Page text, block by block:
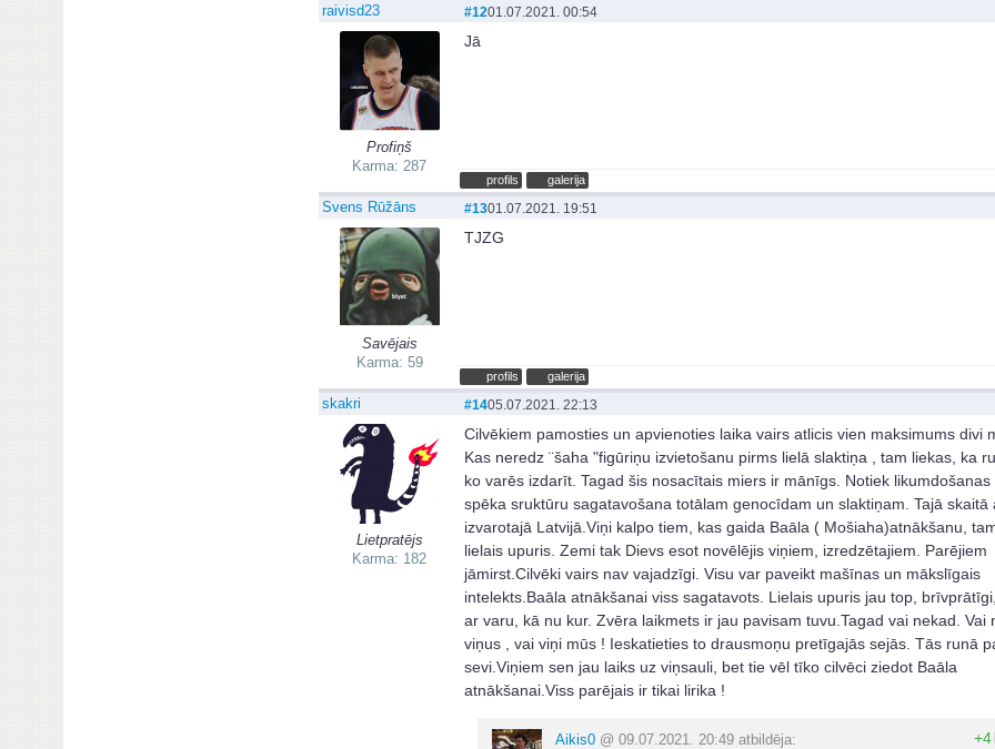
raivisd23
Profiņš
Karma: 287
#1201.07.2021. 00:54
Jā
profils galerija
Svens Rūžāns
Savējais
Karma: 59
#1301.07.2021. 19:51
TJZG
profils galerija
skakri
Lietpratējs
Karma: 182
#1405.07.2021. 22:13
Cilvēkiem pamosties un apvienoties laika vairs atlicis vien maksimums divi
Kas neredz ¨šaha "figūriņu izvietošanu pirms lielā slaktiņa , tam liekas, ka
ko varēs izdarīt. Tagad šis nosacītais miers ir mānīgs. Notiek likumdošanas
spēka sruktūru sagatavošana totālam genocīdam un slaktiņam. Tajā skaitā
izvarotajā Latvijā.Viņi kalpo tiem, kas gaida Baāla ( Mošiaha)atnākšanu,
lielais upuris. Zemi tak Dievs esot novēlējis viņiem, izredzētajiem. Parējiem
jāmirst.Cilvēki vairs nav vajadzīgi. Visu var paveikt mašīnas un mākslīgais
intelekts.Baāla atnākšanai viss sagatavots. Lielais upuris jau top,
ar varu, kā nu kur. Zvēra laikmets ir jau pavisam tuvu.Tagad vai nekad. Vai
viņus , vai viņi mūs ! Ieskatieties to drausmoņu pretīgajās sejās. Tās runā
sevi.Viņiem sen jau laiks uz viņsauli, bet tie vēl tīko cilvēci ziedot Baāla
atnākšanai.Viss parējais ir tikai lirika !
+4
Aikis0 @ 09.07.2021. 20:49 atbildēja: